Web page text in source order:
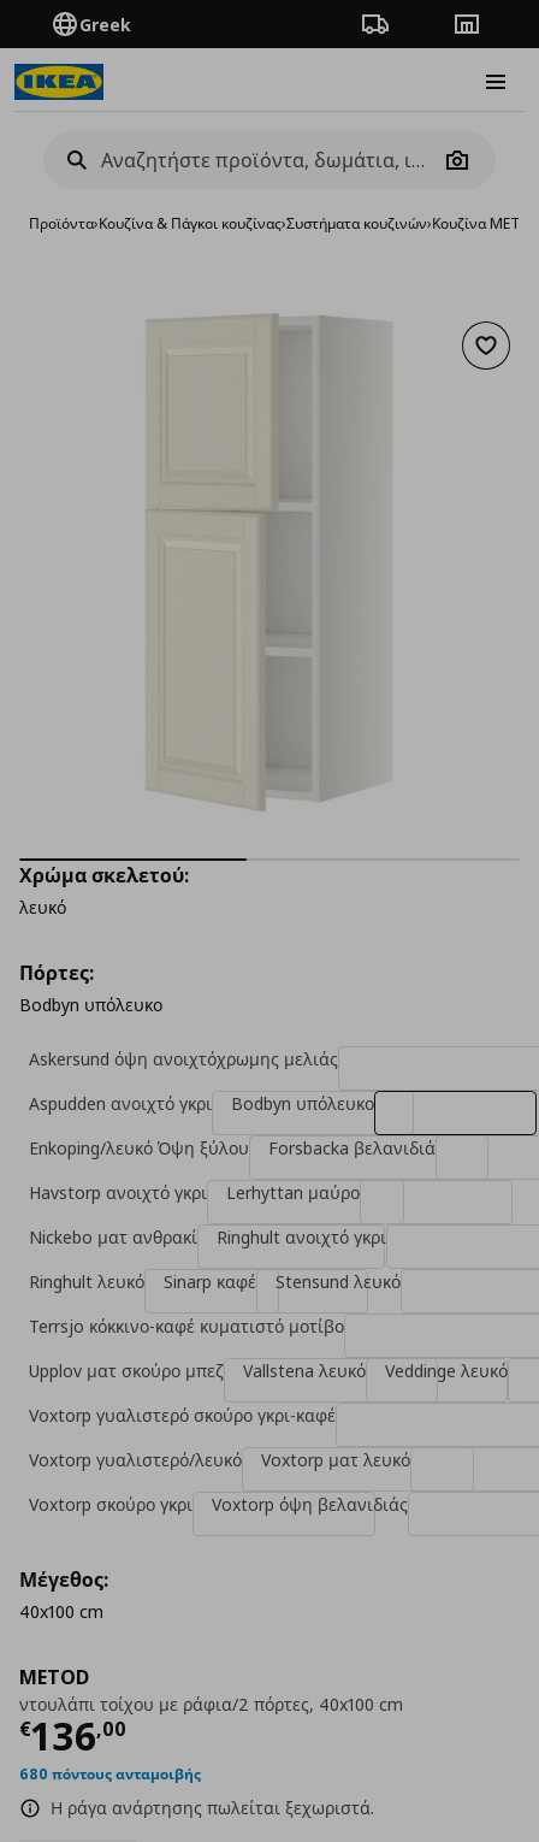
Greek Πορεία παραγγελίας
Camera
Προϊόντα›Κουζίνα & Πάγκοι κουζίνας›Συστήματα κουζινών›Κουζίνα
METOD
ντουλάπι τοίχου με ράφια/2 πόρτες, 40x100 cm
€136,00
Τρέχουσα τιμή
680 πόντους ανταμοιβής
Η ράγα ανάρτησης πωλείται ξεχωριστά.
Χρώμα σκελετού:
λευκό
Πόρτες:
Bodbyn υπόλευκο
Askersund όψη ανοιχτόχρωμης μελιάς
Aspudden ανοιχτό γκρι
Bodbyn υπόλευκο
Enkoping/λευκό Όψη ξύλου
Forsbacka βελανιδιά
Havstorp ανοιχτό γκρι
Lerhyttan μαύρο
Nickebo ματ ανθρακί
Ringhult ανοιχτό γκρι
Ringhult λευκό
Sinarp καφέ
Stensund λευκό
Terrsjo κόκκινο-καφέ κυματιστό μοτίβο
Upplov ματ σκούρο μπεζ
Vallstena λευκό
Veddinge λευκό
Voxtorp γυαλιστερό σκούρο γκρι-καφέ
Voxtorp γυαλιστερό/λευκό
Voxtorp ματ λευκό
Voxtorp σκούρο γκρι
Voxtorp όψη βελανιδιάς
Μέγεθος:
40x100 cm